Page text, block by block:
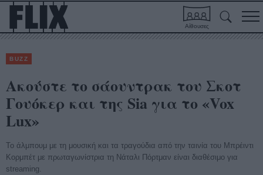
Αίθουσες
BUZZ
Ακούστε το σάουντρακ του Σκοτ
Γουόκερ και της Sia για το «Vox
Lux»
Το άλμπουμ με τη μουσική και τα τραγούδια από την ταινία του Μπρέιντι
Κορμπέτ με πρωταγωνίστρια τη Νάταλι Πόρτμαν είναι διαθέσιμο για
streaming.